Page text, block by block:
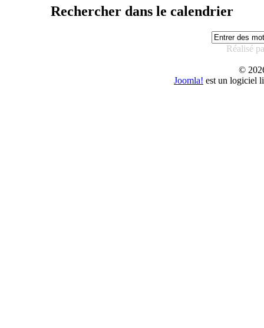
Rechercher dans le calendrier
Réalisé
©
Joomla! est un logiciel